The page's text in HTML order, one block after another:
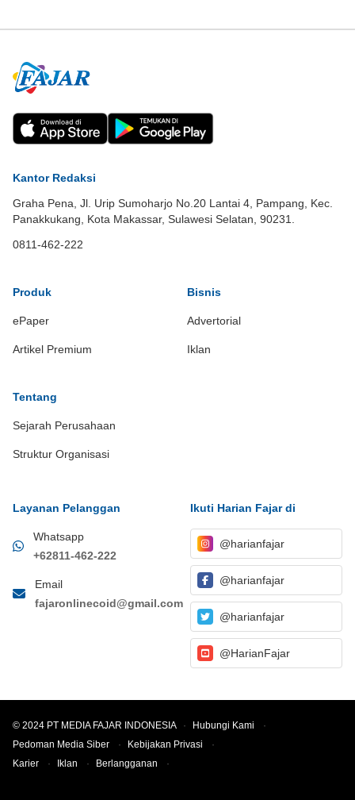
Kantor Redaksi
Graha Pena, Jl. Urip Sumoharjo No.20 Lantai 4, Pampang, Kec.
Panakkukang, Kota Makassar, Sulawesi Selatan, 90231.
0811-462-222
Produk
ePaper
Artikel Premium
Bisnis
Advertorial
Iklan
Tentang
Sejarah Perusahaan
Struktur Organisasi
Layanan Pelanggan
Whatsapp
+62811-462-222
Email
fajaronlinecoid@gmail.com
Ikuti Harian Fajar di
@harianfajar
@harianfajar
@harianfajar
@HarianFajar
© 2024 PT MEDIA FAJAR INDONESIA · Hubungi Kami
·
Pedoman Media Siber
· Kebijakan Privasi
·
Karier
· Iklan · Berlangganan ·